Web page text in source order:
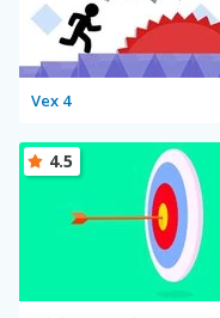
Vex 4
4.5